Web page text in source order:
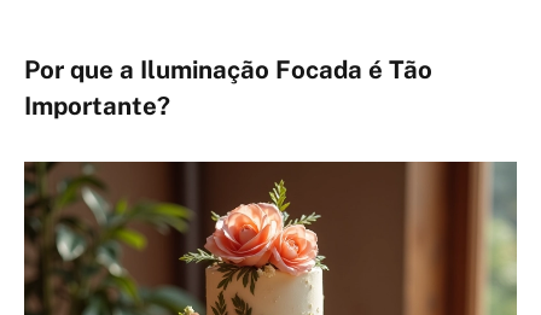
Por que a Iluminação Focada é Tão
Importante?